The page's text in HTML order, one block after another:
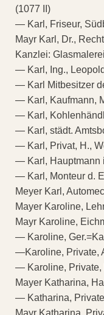
(1077 II)
— Karl, Friseur,
Mayr Karl, Dr.,
Kanzlei:
— Karl, Ing.,
— Karl Mitbesitzer
— Karl, Kaufmann,
— Karl,
— Karl, städt.
— Karl, Privat, H.,
— Karl, Hauptmann
— Karl, Monteur d.
Meyer Karl,
Mayer Karoline,
Mayr Karoline,
— Karoline,
—Karoline, Private,
— Karoline, Private,
Mayer Katharina,
— Katharina,
Mayr Katharina,